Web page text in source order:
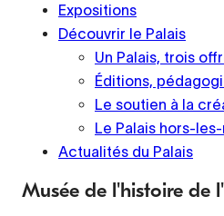
Expositions
Découvrir le Palais
Un Palais, trois
Éditions,
Le soutien à la
Le Palais hors-
Actualités du Palais
Musée de l'histoire de